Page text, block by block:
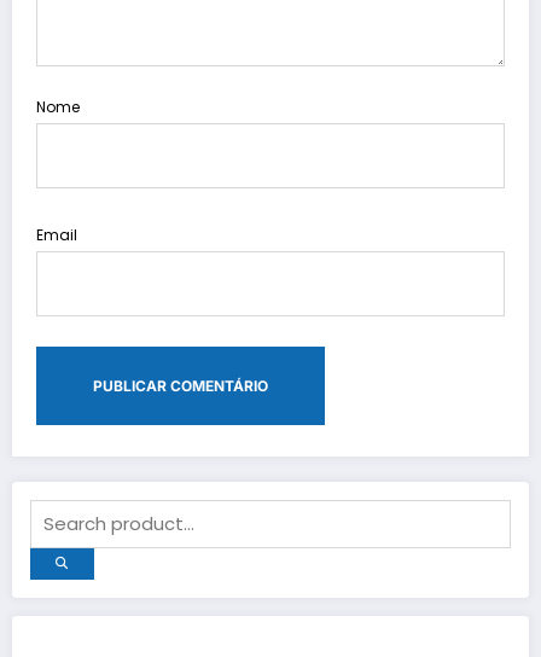
Nome
Email